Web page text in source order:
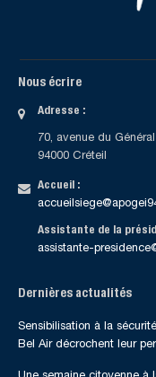
Nous écrire
Adresse :
70, avenue du
94000 Créteil
Accueil :
Assistante de la
assistante-
Dernières actualités
Sensibilisation à la
Bel Air décrochent leur